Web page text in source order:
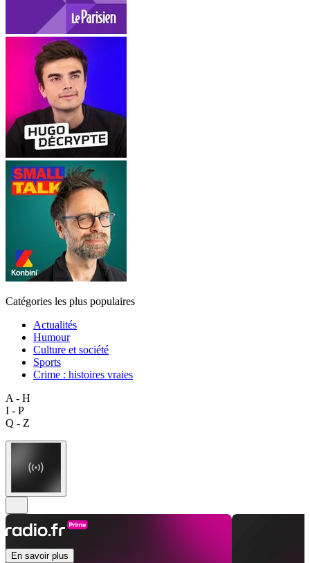
Catégories les plus populaires
Actualités
Humour
Culture et société
Sports
Crime : histoires vraies
A - H
I - P
Q - Z
En savoir plus